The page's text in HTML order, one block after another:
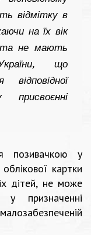
відмітку в
на їх вік
та не мають
що
позивачкою у
картки
дітей, не може
призначенні